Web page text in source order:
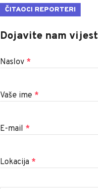
ČITAOCI REPORTERI
Dojavite nam vijest
Naslov *
Vaše ime *
E-mail *
Lokacija *